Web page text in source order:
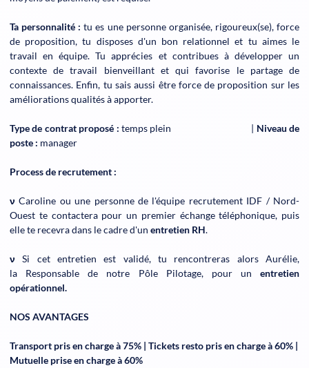
Ta personnalité :tu es une personne organisée, rigoureux(se), force
de proposition, tu disposes d'un bon relationnel et tu aimes le
travail en équipe. Tu apprécies et contribues à développer un
contexte de travail bienveillant et qui favorise le partage de
connaissances. Enfin, tu sais aussi être force de proposition sur les
améliorations qualités à apporter.
Type de contrat proposé : temps plein | Niveau de
poste : manager
Process de recrutement :
νCaroline ou une personne de l'équipe recrutement IDF / Nord-
Ouest te contactera pour un premier échange téléphonique, puis
elle te recevra dans le cadre d'un entretien RH.
νSi cet entretien est validé, tu rencontreras alors Aurélie,
la Responsable de notre Pôle Pilotage, pour un entretien
opérationnel.
NOS AVANTAGES
Transport pris en charge à 75% | Tickets resto pris en charge à 60% |
Mutuelle prise en charge à 60%